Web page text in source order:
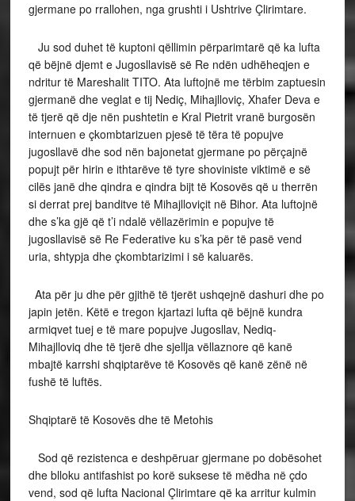
gjermane po rrallohen, nga grushti i Ushtrive Çlirimtare.
Ju sod duhet të kuptoni qëllimin përparimtarë që ka lufta
që bëjnë djemt e Jugosllavisë së Re ndën udhëheqjen e
ndritur të Mareshalit TITO. Ata luftojnë me tërbim zaptuesin
gjermanë dhe veglat e tij Nediç, Mihajlloviç, Xhafer Devae
të tjerë që dje nën pushtetin e Kral Pietrit vranë burgosën
internuen e çkombtarizuen pjesë të tëra të popujve
jugosllavëdhe sod nën bajonetat gjermane po përçajnë
popujt për hirin e ithtarëve të tyre shoviniste viktimë e së
cilës janë dhe qindra e qindra bijt të Kosovës që u therrën
si derrat prej banditve të Mihajlloviçit në Bihor. Ata luftojnë
dhe s’ka gjë që t’i ndalë vëllazërimin e popujve të
jugosllavisë së Re Federative ku s’ka për të pasë vend
uria, shtypja dhe çkombtarizimi i së kaluarës.
Ata për ju dhe për gjithë të tjerët ushqejnë dashuri dhe po
japin jetën. Këtë e tregon kjartazi lufta që bëjnë kundra
armiqvet tuej e të mare popujve Jugosllav, Nediq-
Mihajlloviq dhe të tjerë dhe sjellja vëllaznore që kanë
mbajtë karrshi shqiptarëve të Kosovës që kanë zënë në
fushë të luftës.
Shqiptarë të Kosovës dhe të Metohis
Sod që rezistenca e deshpëruar gjermane po dobësohet
dhe blloku antifashist po korë suksese të mëdha në çdo
vend, sod që lufta Nacional Çlirimtare që ka arritur kulmin